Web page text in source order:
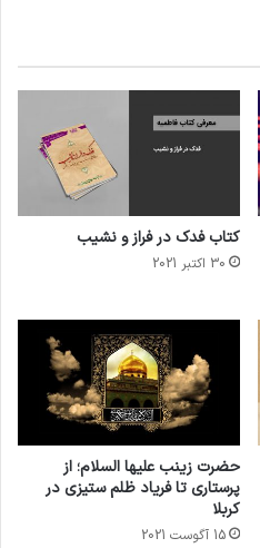
کتاب فدک در فراز و نشیب
30 اکتبر 2021
حضرت زینب علیها السلام؛ از
پرستاری تا فریاد ظلم ستیزی در
کربلا
15 آگوست 2021